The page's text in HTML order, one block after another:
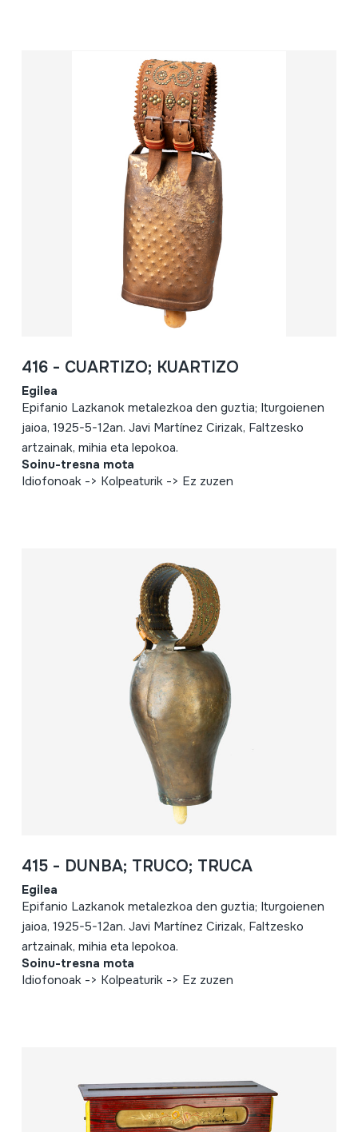
416 - CUARTIZO; KUARTIZO
Egilea
Epifanio Lazkanok metalezkoa den guztia; Iturgoienen
jaioa, 1925-5-12an. Javi Martínez Cirizak, Faltzesko
artzainak, mihia eta lepokoa.
Soinu-tresna mota
Idiofonoak -> Kolpeaturik -> Ez zuzen
415 - DUNBA; TRUCO; TRUCA
Egilea
Epifanio Lazkanok metalezkoa den guztia; Iturgoienen
jaioa, 1925-5-12an. Javi Martínez Cirizak, Faltzesko
artzainak, mihia eta lepokoa.
Soinu-tresna mota
Idiofonoak -> Kolpeaturik -> Ez zuzen